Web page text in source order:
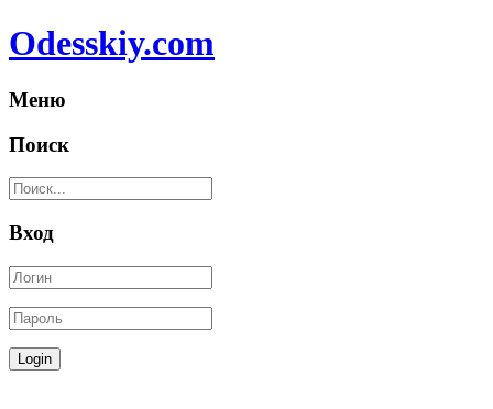
Odesskiy.com
Меню
Поиск
Вход